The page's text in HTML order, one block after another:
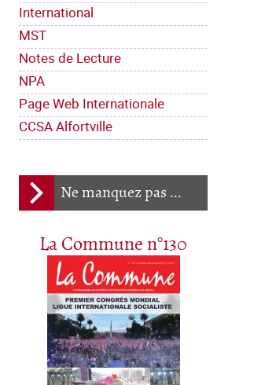
International
MST
Notes de Lecture
NPA
Page Web Internationale
CCSA Alfortville
Ne manquez pas ...
La Commune n°130